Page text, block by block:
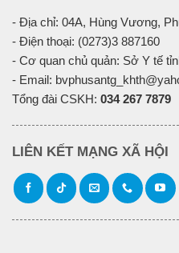
- Địa chỉ: 04A, Hùng Vương,
- Điện thoại: (0273)3 887160
- Cơ quan chủ quản: Sở Y tế
- Email:
Tổng đài CSKH: 034 267 7879
LIÊN KẾT MẠNG XÃ HỘI